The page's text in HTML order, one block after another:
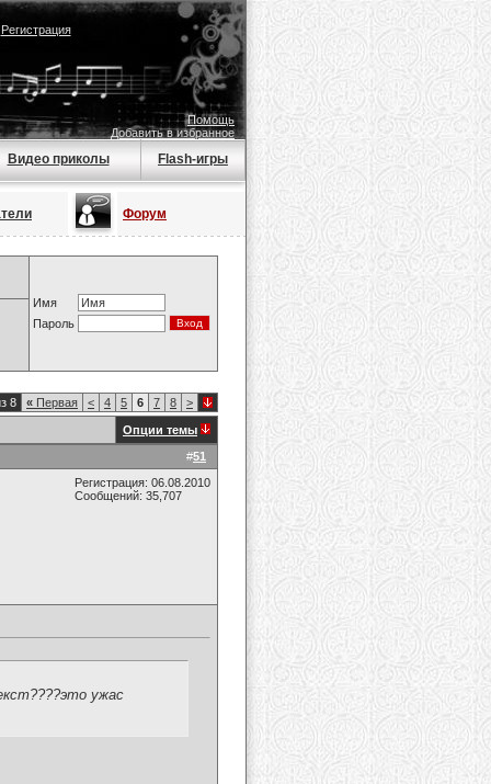
Регистрация
Помощь
Добавить в избранное
Видео приколы Flash-игры
Форум
Имя
Пароль
8 « Первая < 4 5 6 7 8 >
Опции темы
#51
Регистрация: 06.08.2010
Сообщений: 35,707
ужас